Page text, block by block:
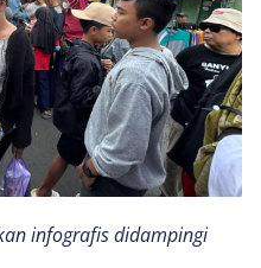
infografis didampingi